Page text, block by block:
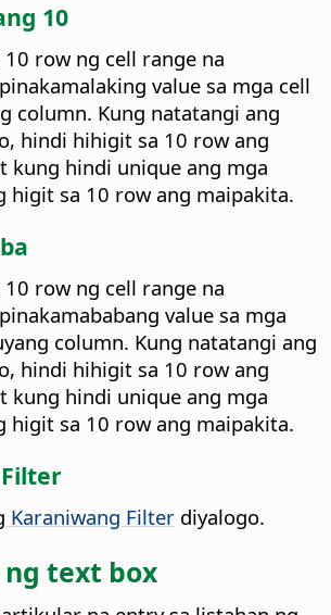
10
row ng cell range na
value sa mga cell
column. Kung natatangi ang
hindi hihigit sa 10 row ang
kung hindi unique ang mga
higit sa 10 row ang maipakita.
row ng cell range na
value sa mga
column. Kung natatangi ang
hindi hihigit sa 10 row ang
kung hindi unique ang mga
higit sa 10 row ang maipakita.
Karaniwang Filter diyalogo.
text box